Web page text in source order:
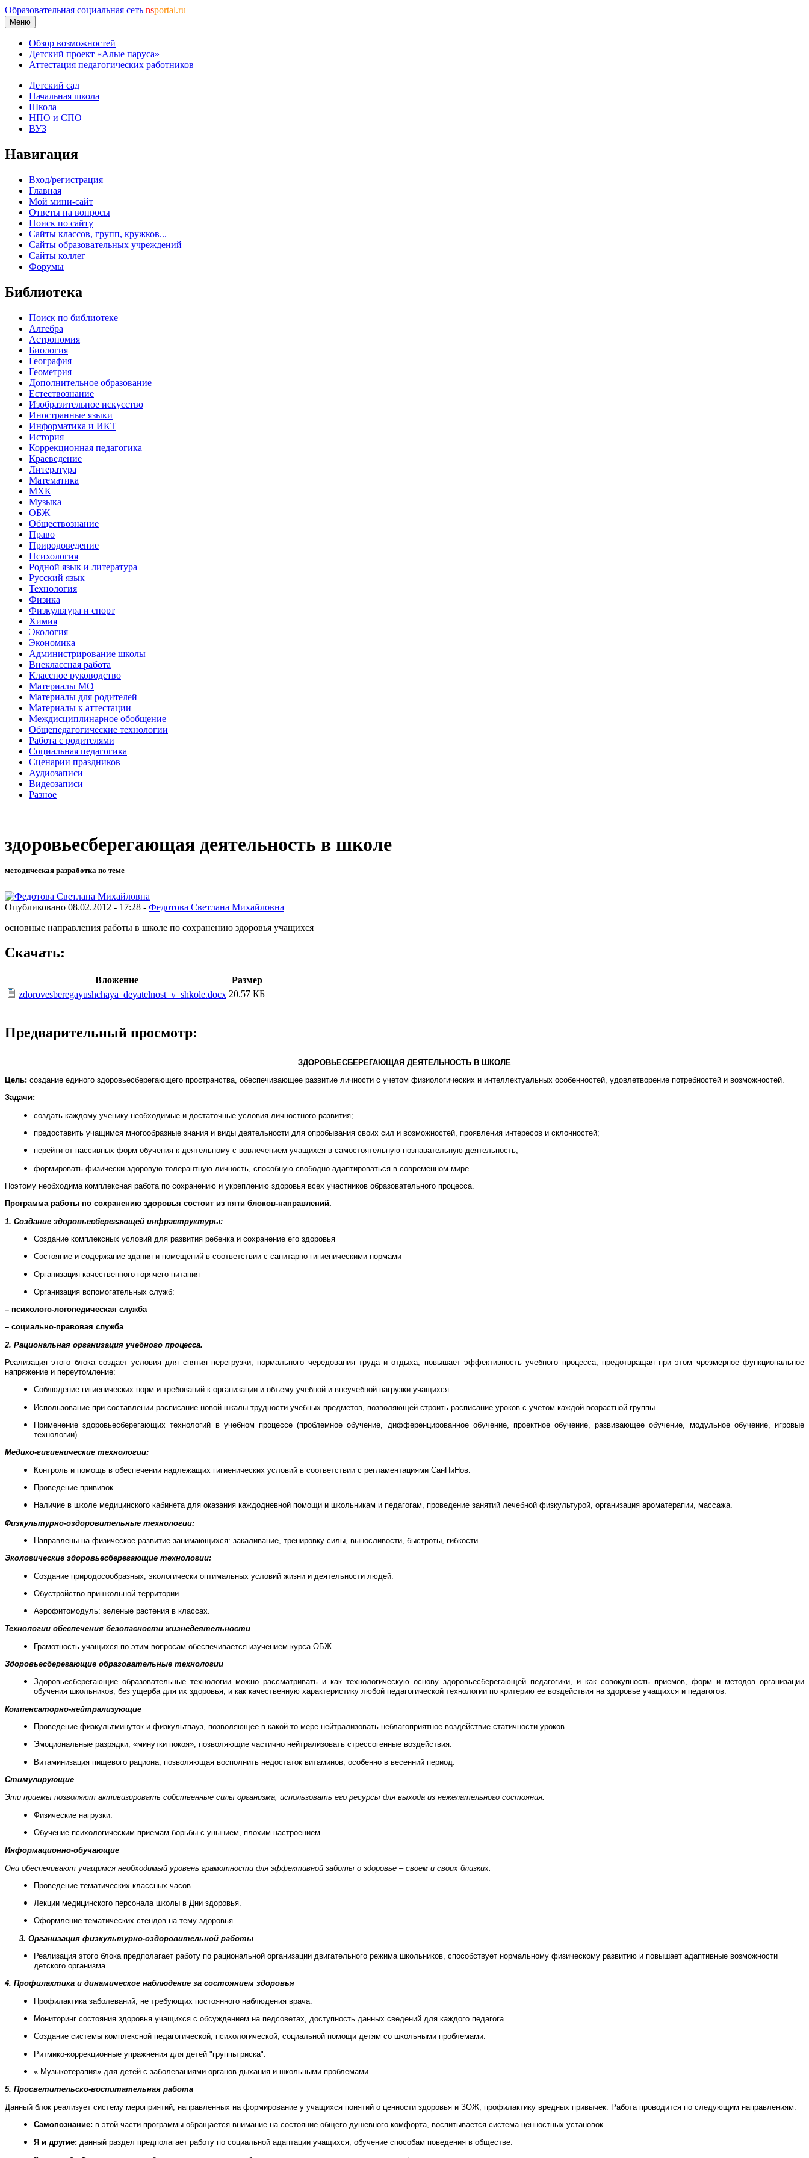
Образовательная социальная сеть nsportal.ru
Меню
Обзор возможностей
Детский проект «Алые паруса»
Аттестация педагогических работников
Детский сад
Начальная школа
Школа
НПО и СПО
ВУЗ
Навигация
Вход/регистрация
Главная
Мой мини-сайт
Ответы на вопросы
Поиск по сайту
Сайты классов, групп, кружков...
Сайты образовательных учреждений
Сайты коллег
Форумы
Библиотека
Поиск по библиотеке
Алгебра
Астрономия
Биология
География
Геометрия
Дополнительное образование
Естествознание
Изобразительное искусство
Иностранные языки
Информатика и ИКТ
История
Коррекционная педагогика
Краеведение
Литература
Математика
МХК
Музыка
ОБЖ
Обществознание
Право
Природоведение
Психология
Родной язык и литература
Русский язык
Технология
Физика
Физкультура и спорт
Химия
Экология
Экономика
Администрирование школы
Внеклассная работа
Классное руководство
Материалы МО
Материалы для родителей
Материалы к аттестации
Междисциплинарное обобщение
Общепедагогические технологии
Работа с родителями
Социальная педагогика
Сценарии праздников
Аудиозаписи
Видеозаписи
Разное
здоровьесберегающая деятельность в школе
методическая разработка по теме
Опубликовано 08.02.2012 - 17:28 - Федотова Светлана Михайловна
основные направления работы в школе по сохранению здоровья учащихся
Скачать:
Вложение
Размер
zdorovesberegayushchaya_deyatelnost_v_shkole.docx 20.57 КБ
Предварительный просмотр:
ЗДОРОВЬЕСБЕРЕГАЮЩАЯ ДЕЯТЕЛЬНОСТЬ В ШКОЛЕ
Цель: создание единого здоровьесберегающего пространства, обеспечивающее развитие личности с учетом физиологических и интеллектуальных особенностей, удовлетворение потребностей и возможностей.
Задачи:
создать каждому ученику необходимые и достаточные условия личностного развития;
предоставить учащимся многообразные знания и виды деятельности для опробывания своих сил и возможностей, проявления интересов и склонностей;
перейти от пассивных форм обучения к деятельному с вовлечением учащихся в самостоятельную познавательную деятельность;
формировать физически здоровую толерантную личность, способную свободно адаптироваться в современном мире.
Поэтому необходима комплексная работа по сохранению и укреплению здоровья всех участников образовательного процесса.
Программа работы по сохранению здоровья состоит из пяти блоков-направлений.
1. Создание здоровьесберегающей инфраструктуры:
Создание комплексных условий для развития ребенка и сохранение его здоровья
Состояние и содержание здания и помещений в соответствии с санитарно-гигиеническими нормами
Организация качественного горячего питания
Организация вспомогательных служб:
– психолого-логопедическая служба
– социально-правовая служба
2. Рациональная организация учебного процесса.
Реализация этого блока создает условия для снятия перегрузки, нормального чередования труда и отдыха, повышает эффективность учебного процесса, предотвращая при этом чрезмерное функциональное
напряжение и переутомление:
Соблюдение гигиенических норм и требований к организации и объему учебной и внеучебной нагрузки учащихся
Использование при составлении расписание новой шкалы трудности учебных предметов, позволяющей строить расписание уроков с учетом каждой возрастной группы
Применение здоровьесберегающих технологий в учебном процессе (проблемное обучение, дифференцированное обучение, проектное обучение, развивающее обучение, модульное обучение, игровые
технологии)
Медико-гигиенические технологии:
Контроль и помощь в обеспечении надлежащих гигиенических условий в соответствии с регламентациями СанПиНов.
Проведение прививок.
Наличие в школе медицинского кабинета для оказания каждодневной помощи и школьникам и педагогам, проведение занятий лечебной физкультурой, организация ароматерапии, массажа.
Физкультурно-оздоровительные технологии:
Направлены на физическое развитие занимающихся: закаливание, тренировку силы, выносливости, быстроты, гибкости.
Экологические здоровьесберегающие технологии:
Создание природосообразных, экологически оптимальных условий жизни и деятельности людей.
Обустройство пришкольной территории.
Аэрофитомодуль: зеленые растения в классах.
Технологии обеспечения безопасности жизнедеятельности
Грамотность учащихся по этим вопросам обеспечивается изучением курса ОБЖ.
Здоровьесберегающие образовательные технологии
Здоровьесберегающие образовательные технологии можно рассматривать и как технологическую основу здоровьесберегающей педагогики, и как совокупность приемов, форм и методов организации
обучения школьников, без ущерба для их здоровья, и как качественную характеристику любой педагогической технологии по критерию ее воздействия на здоровье учащихся и педагогов.
Компенсаторно-нейтрализующие
Проведение физкультминуток и физкультпауз, позволяющее в какой-то мере нейтрализовать неблагоприятное воздействие статичности уроков.
Эмоциональные разрядки, «минутки покоя», позволяющие частично нейтрализовать стрессогенные воздействия.
Витаминизация пищевого рациона, позволяющая восполнить недостаток витаминов, особенно в весенний период.
Стимулирующие
Эти приемы позволяют активизировать собственные силы организма, использовать его ресурсы для выхода из нежелательного состояния.
Физические нагрузки.
Обучение психологическим приемам борьбы с унынием, плохим настроением.
Информационно-обучающие
Они обеспечивают учащимся необходимый уровень грамотности для эффективной заботы о здоровье – своем и своих близких.
Проведение тематических классных часов.
Лекции медицинского персонала школы в Дни здоровья.
Оформление тематических стендов на тему здоровья.
3. Организация физкультурно-оздоровительной работы
Реализация этого блока предполагает работу по рациональной организации двигательного режима школьников, способствует нормальному физическому развитию и повышает адаптивные возможности
детского организма.
4. Профилактика и динамическое наблюдение за состоянием здоровья
Профилактика заболеваний, не требующих постоянного наблюдения врача.
Мониторинг состояния здоровья учащихся с обсуждением на педсоветах, доступность данных сведений для каждого педагога.
Создание системы комплексной педагогической, психологической, социальной помощи детям со школьными проблемами.
Ритмико-коррекционные упражнения для детей "группы риска".
« Музыкотерапия» для детей с заболеваниями органов дыхания и школьными проблемами.
5. Просветительско-воспитательная работа
Данный блок реализует систему мероприятий, направленных на формирование у учащихся понятий о ценности здоровья и ЗОЖ, профилактику вредных привычек. Работа проводится по следующим направлениям:
Самопознание: в этой части программы обращается внимание на состояние общего душевного комфорта, воспитывается система ценностных установок.
Я и другие: данный раздел предполагает работу по социальной адаптации учащихся, обучение способам поведения в обществе.